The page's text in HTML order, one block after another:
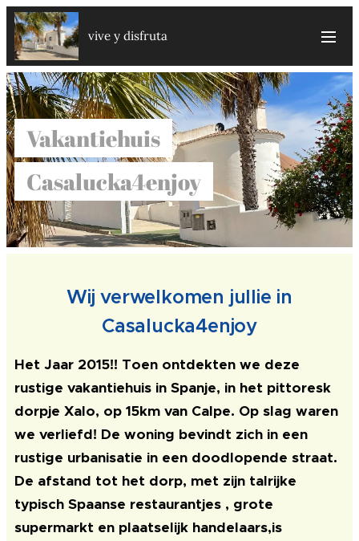
vive y disfruta
Vakantiehuis
Casalucka4enjoy
Wij verwelkomen jullie in
Casalucka4enjoy
Het Jaar 2015!! Toen ontdekten we deze
rustige vakantiehuis in Spanje, in het pittoresk
dorpje Xalo, op 15km van Calpe. Op slag waren
we verliefd! De woning bevindt zich in een
rustige urbanisatie in een doodlopende straat.
De afstand tot het dorp, met zijn talrijke
typisch Spaanse restaurantjes , grote
supermarkt en plaatselijk handelaars,is